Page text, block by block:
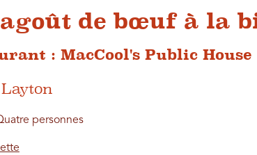
de bœuf à la
: MacCool's Public House
personnes